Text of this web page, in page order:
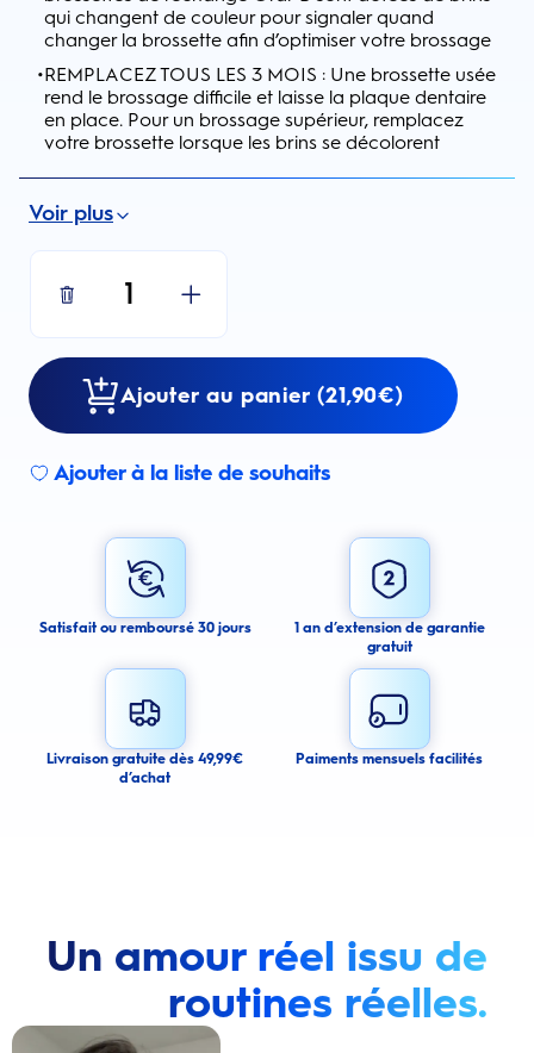
qui changent de couleur pour signaler quand
changer la brossette afin d’optimiser votre brossage
•REMPLACEZ TOUS LES 3 MOIS : Une brossette usée
rend le brossage difficile et laisse la plaque dentaire
en place. Pour un brossage supérieur, remplacez
votre brossette lorsque les brins se décolorent
Voir plus
1
Ajouter au panier (21,90€)
Ajouter à la liste de souhaits
I agree to receive email alerts about this product.
By signing up for email alerts, you agree to receive email
communications regarding this product. We may use your email address
to send you email messages about product availability. We process your
personal data as stated in our Privacy Policy. You may withdraw your
consent or manage your email preferences at any time.
Cancel
Satisfait ou remboursé 30 jours
1 an d’extension de garantie
gratuit
Livraison gratuite dès 49,99€
d’achat
Paiments mensuels facilités
Un amour réel issu de
routines réelles.
Lire la vidéo : Une jeune femme montre comment elle a amélioré l’apparence de ses dents